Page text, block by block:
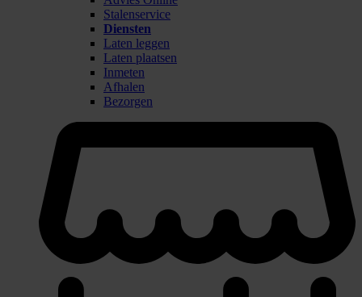
Stalenservice
Diensten
Laten leggen
Laten plaatsen
Inmeten
Afhalen
Bezorgen